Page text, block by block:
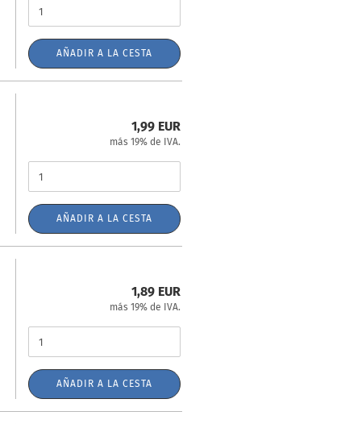
AÑADIR A LA CESTA
1,99 EUR
más 19% de IVA.
AÑADIR A LA CESTA
1,89 EUR
más 19% de IVA.
AÑADIR A LA CESTA